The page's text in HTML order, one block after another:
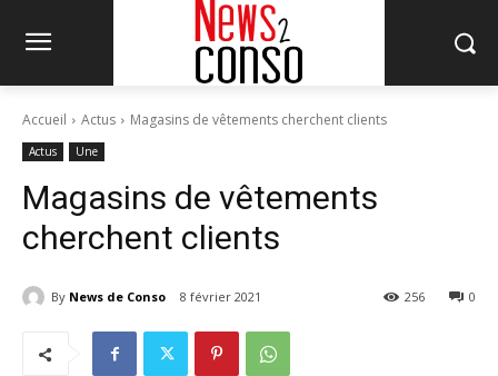
Accueil Actus Magasins de vêtements cherchent clients
Actus Une
Magasins de vêtements
cherchent clients
By News de Conso 8 février 2021 0
256